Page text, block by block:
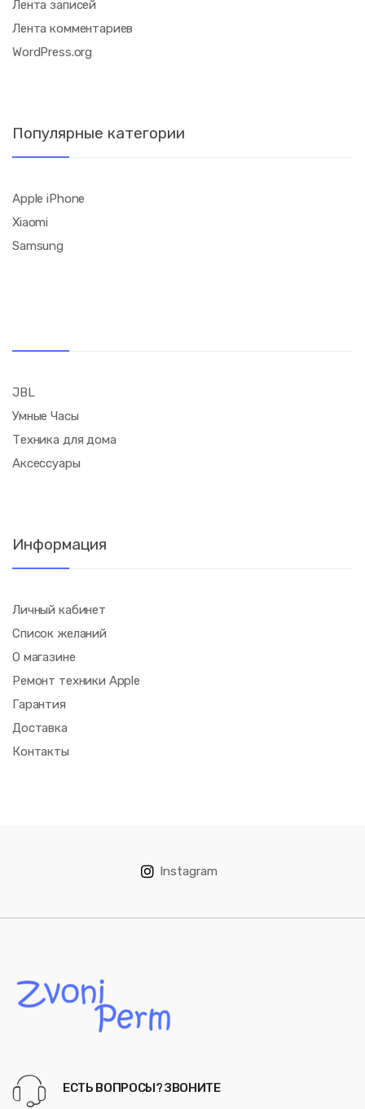
Лента записей
Лента комментариев
WordPress.org
Популярные категории
Apple iPhone
Xiaomi
Samsung
JBL
Умные Часы
Техника для дома
Аксессуары
Информация
Личный кабинет
Список желаний
О магазине
Ремонт техники Apple
Гарантия
Доставка
Контакты
Instagram
ЕСТЬ ВОПРОСЫ? ЗВОНИТЕ